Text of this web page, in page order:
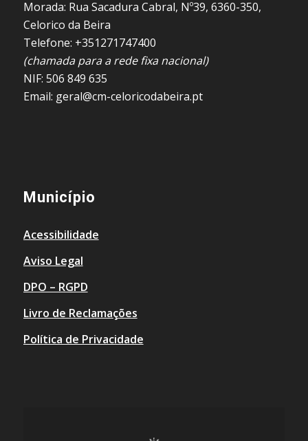
Morada: Rua Sacadura Cabral, Nº39, 6360-350,
Celorico da Beira
Telefone: +351271747400
(chamada para a rede fixa nacional)
NIF: 506 849 635
Email: geral@cm-celoricodabeira.pt
Município
Acessibilidade
Aviso Legal
DPO – RGPD
Livro de Reclamações
Política de Privacidade